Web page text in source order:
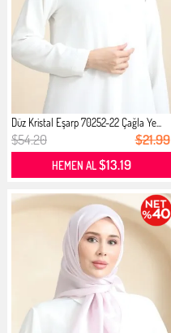
Düz Kristal Eşarp 70252-22 Çağla Ye...
$54.20 $21.99
HEMEN AL$13.19